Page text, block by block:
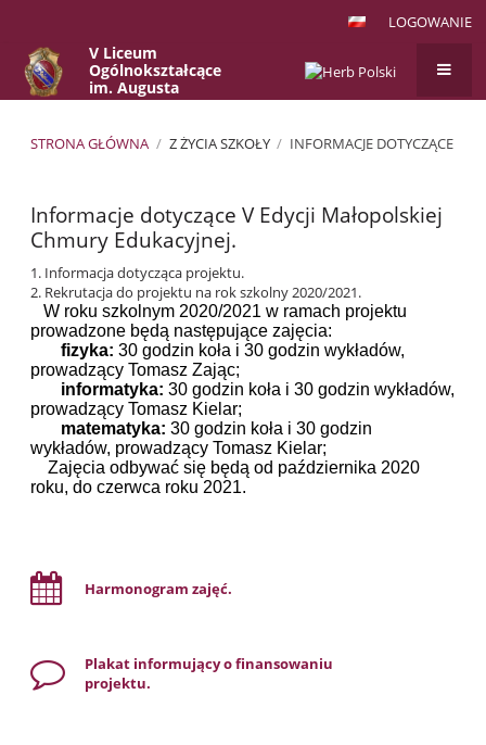
LOGOWANIE
V Liceum
Ogólnokształcące
im. Augusta
Witkowskiego
STRONA GŁÓWNA / Z ŻYCIA SZKOŁY / INFORMACJE DOTYCZĄCE
Informacje
dotyczące
Informacje dotyczące V Edycji Małopolskiej
Chmury Edukacyjnej.
1. Informacja dotycząca projektu.
2. Rekrutacja do projektu na rok szkolny 2020/2021.
W roku szkolnym 2020/2021 w ramach projektu
prowadzone będą następujące zajęcia:
fizyka:30 godzin koła i 30 godzin wykładów,
prowadzący Tomasz Zając;
informatyka:30 godzin koła i 30 godzin wykładów,
prowadzący Tomasz Kielar;
matematyka: 30 godzin koła i 30 godzin
wykładów, prowadzący Tomasz Kielar;
Zajęcia odbywać się będą od października 2020
roku, do czerwca roku 2021.
Harmonogram zajęć.
Plakat informujący o finansowaniu
projektu.